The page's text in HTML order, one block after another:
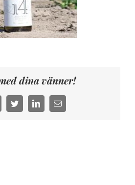
dina vänner!
TwitterLinkedIn
E-
post